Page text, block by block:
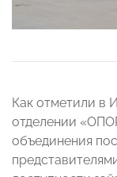
Как отметили в
отделении
объединения